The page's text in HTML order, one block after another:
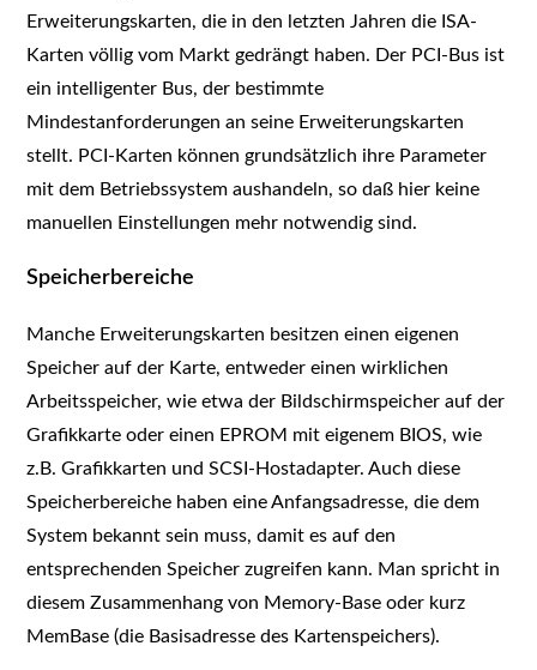
Erweiterungskarten, die in den letzten Jahren die ISA-
Karten völlig vom Markt gedrängt haben. Der PCI-Bus ist
ein intelligenter Bus, der bestimmte
Mindestanforderungen an seine Erweiterungskarten
stellt. PCI-Karten können grundsätzlich ihre Parameter
mit dem Betriebssystem aushandeln, so daß hier keine
manuellen Einstellungen mehr notwendig sind.
Speicherbereiche
Manche Erweiterungskarten besitzen einen eigenen
Speicher auf der Karte, entweder einen wirklichen
Arbeitsspeicher, wie etwa der Bildschirmspeicher auf der
Grafikkarte oder einen EPROM mit eigenem BIOS, wie
z.B. Grafikkarten und SCSI-Hostadapter. Auch diese
Speicherbereiche haben eine Anfangsadresse, die dem
System bekannt sein muss, damit es auf den
entsprechenden Speicher zugreifen kann. Man spricht in
diesem Zusammenhang von Memory-Base oder kurz
MemBase (die Basisadresse des Kartenspeichers).